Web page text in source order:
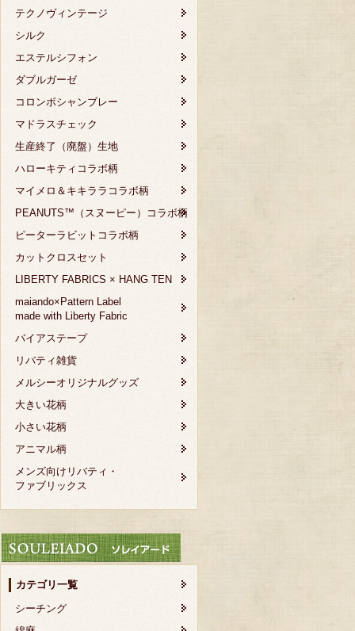
テクノヴィンテージ
シルク
エステルシフォン
ダブルガーゼ
コロンボシャンブレー
マドラスチェック
生産終了（廃盤）生地
ハローキティコラボ柄
マイメロ＆キキララコラボ柄
PEANUTS™（スヌーピー）コラボ柄
ピーターラビットコラボ柄
カットクロスセット
LIBERTY FABRICS × HANG TEN
maiando×Pattern Label
made with Liberty Fabric
バイアステープ
リバティ雑貨
メルシーオリジナルグッズ
大きい花柄
小さい花柄
アニマル柄
メンズ向けリバティ・
ファブリックス
カテゴリ一覧
シーチング